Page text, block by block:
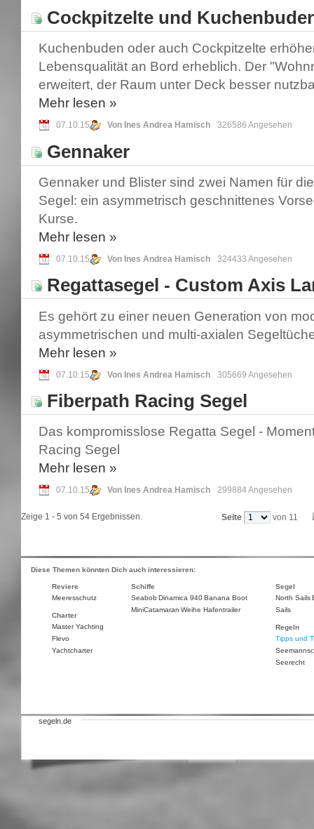
Cockpitzelte und
Kuchenbuden oder auch Cockpitzelte
Lebensqualität an Bord erheblich. Der
erweitert, der Raum unter Deck besser
Mehr lesen »
07.10.15 Von Ines Andrea Hamisch 326586 Angesehen
Gennaker
Gennaker und Blister sind zwei Namen für
Segel: ein asymmetrisch geschnittenes
Kurse.
Mehr lesen »
07.10.15 Von Ines Andrea Hamisch 324433 Angesehen
Regattasegel - Custom Axis
Es gehört zu einer neuen Generation von
asymmetrischen und multi-axialen
Mehr lesen »
07.10.15 Von Ines Andrea Hamisch 305669 Angesehen
Fiberpath Racing Segel
Das kompromisslose Regatta Segel -
Racing Segel
Mehr lesen »
07.10.15 Von Ines Andrea Hamisch 299884 Angesehen
Zeige 1 - 5 von 54 Ergebnissen. Seite von 11
Diese Themen könnten Dich auch interessieren:
Reviere
Meeresschutz
Charter
Master Yachting
Flevo
Yachtcharter
Schiffe
Seabob Dinamica 940Banana Boot
MiniCatamaran Weihe Hafentrailer
Segel
North Sails
Sails
Regeln
Tipps und
Seerecht
segeln.de